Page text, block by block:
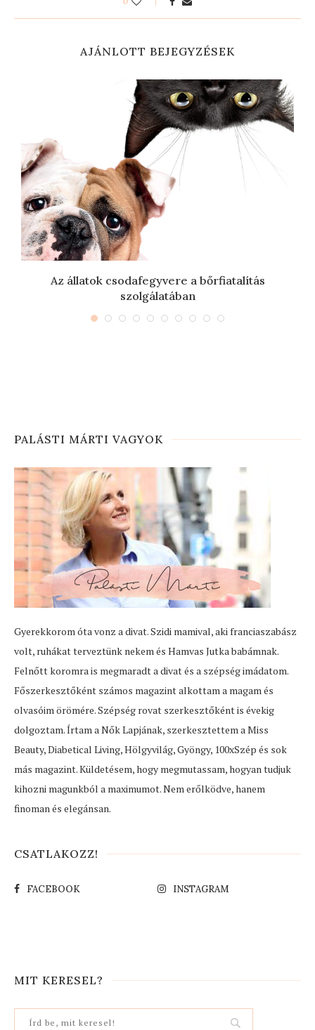
AJÁNLOTT BEJEGYZÉSEK
Az állatok csodafegyvere a bőrfiatalítás
szolgálatában
PALÁSTI MÁRTI VAGYOK
Gyerekkorom óta vonz a divat. Szidi mamival, aki franciaszabász
volt, ruhákat terveztünk nekem és Hamvas Jutka babámnak.
Felnőtt koromra is megmaradt a divat és a szépség imádatom.
Főszerkesztőként számos magazint alkottam a magam és
olvasóim örömére. Szépség rovat szerkesztőként is évekig
dolgoztam. Írtam a Nők Lapjának, szerkesztettem a Miss
Beauty, Diabetical Living, Hölgyvilág, Gyöngy, 100xSzép és sok
más magazint. Küldetésem, hogy megmutassam, hogyan tudjuk
kihozni magunkból a maximumot. Nem erőlködve, hanem
finoman és elegánsan.
CSATLAKOZZ!
FACEBOOK INSTAGRAM
MIT KERESEL?